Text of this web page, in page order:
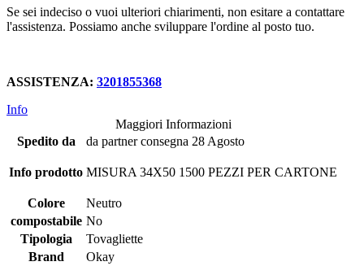
Se sei indeciso o vuoi ulteriori chiarimenti, non esitare a contattare
l'assistenza. Possiamo anche sviluppare l'ordine al posto tuo.
ASSISTENZA: 3201855368
Info
Maggiori Informazioni
Spedito da
da partner consegna 28 Agosto
Info prodotto MISURA 34X50 1500 PEZZI PER CARTONE
Colore
Neutro
compostabile No
Tipologia
Tovagliette
Brand
Okay